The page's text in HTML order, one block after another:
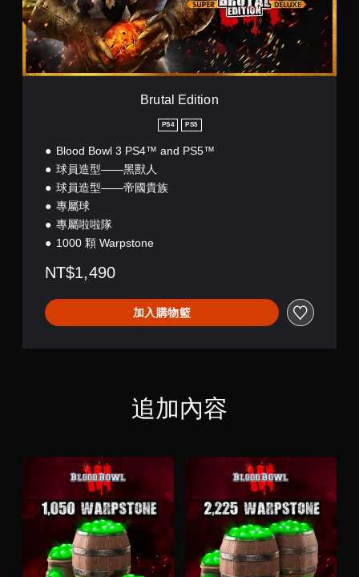
d
i
i
o
n
Brutal Edition
PS4 PS5
Blood Bowl 3 PS4™ and PS5™
球員造型——黑獸人
球員造型——帝國貴族
專屬球
專屬啦啦隊
1000 顆 Warpstone
NT$1,490
加入購物籃
追加內容